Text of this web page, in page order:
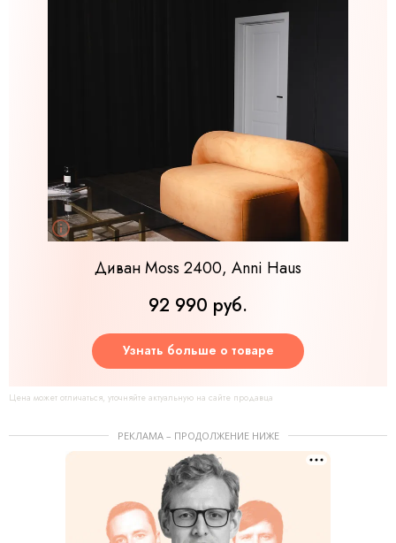
Диван Moss 2400, Anni Haus
92 990 руб.
Узнать больше о товаре
Цена может отличаться, уточняйте актуальную на сайте продавца
РЕКЛАМА – ПРОДОЛЖЕНИЕ НИЖЕ